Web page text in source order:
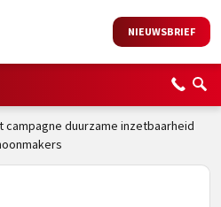
NIEUWSBRIEF
campagne duurzame inzetbaarheid